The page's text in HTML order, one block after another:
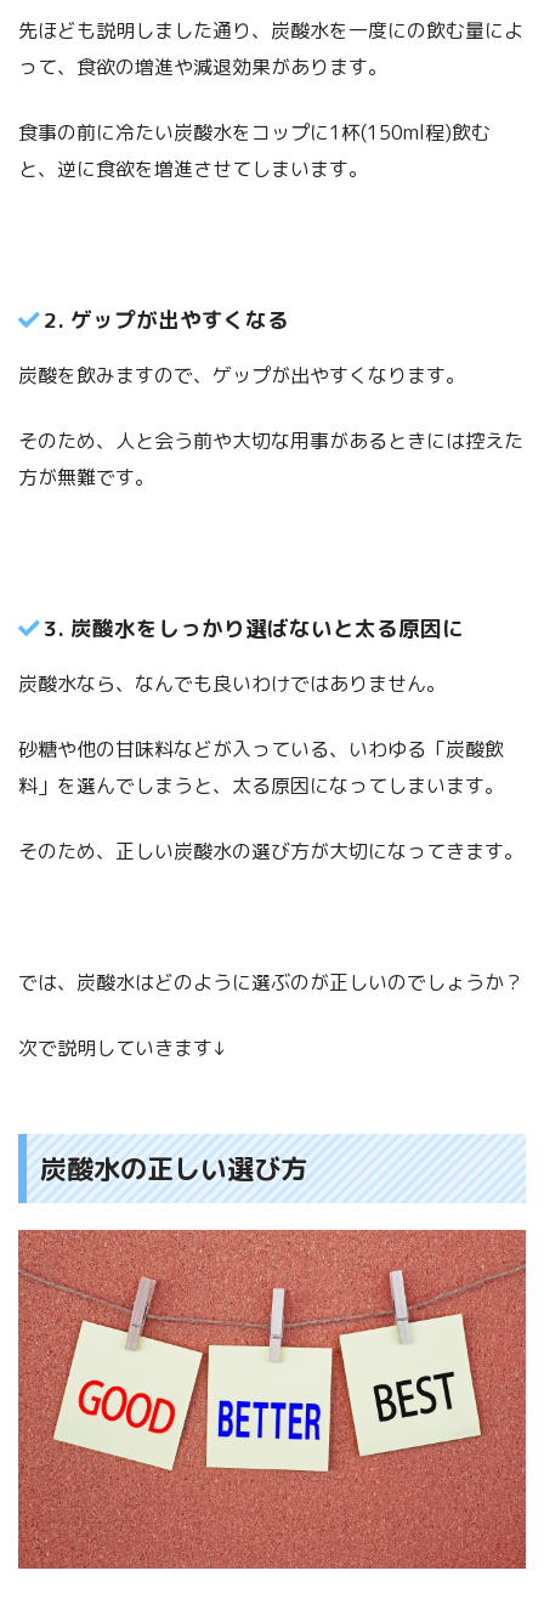
先ほども説明しました通り、炭酸水を一度にの飲む量によ
って、食欲の増進や減退効果があります。
食事の前に冷たい炭酸水をコップに1杯(150ml程)飲む
と、逆に食欲を増進させてしまいます。
2. ゲップが出やすくなる
炭酸を飲みますので、ゲップが出やすくなります。
そのため、人と会う前や大切な用事があるときには控えた
方が無難です。
3. 炭酸水をしっかり選ばないと太る原因に
炭酸水なら、なんでも良いわけではありません。
砂糖や他の甘味料などが入っている、いわゆる「炭酸飲
料」を選んでしまうと、太る原因になってしまいます。
そのため、正しい炭酸水の選び方が大切になってきます。
では、炭酸水はどのように選ぶのが正しいのでしょうか？
次で説明していきます↓
炭酸水の正しい選び方